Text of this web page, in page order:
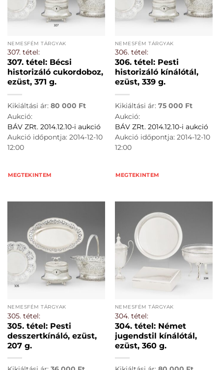
NEMESFÉM TÁRGYAK
307. tétel:
307. tétel: Bécsi
historizáló cukordoboz,
ezüst, 371 g.
Kikiáltási ár: 80 000 Ft
Aukció:
BÁV ZRt. 2014.12.10-i aukció
Aukció időpontja: 2014-12-10
12:00
MEGTEKINTEM
NEMESFÉM TÁRGYAK
306. tétel:
306. tétel: Pesti
historizáló kínálótál,
ezüst, 339 g.
Kikiáltási ár: 75 000 Ft
Aukció:
BÁV ZRt. 2014.12.10-i aukció
Aukció időpontja: 2014-12-10
12:00
MEGTEKINTEM
NEMESFÉM TÁRGYAK
305. tétel:
305. tétel: Pesti
desszertkínáló, ezüst,
207 g.
NEMESFÉM TÁRGYAK
304. tétel:
304. tétel: Német
jugendstil kínálótál,
ezüst, 360 g.